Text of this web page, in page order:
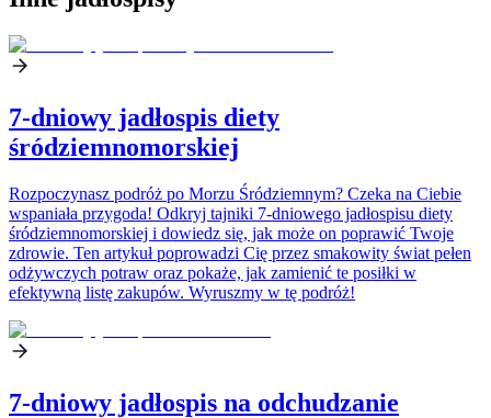
7-dniowy jadłospis diety
śródziemnomorskiej
Rozpoczynasz podróż po Morzu Śródziemnym? Czeka na Ciebie
wspaniała przygoda! Odkryj tajniki 7-dniowego jadłospisu diety
śródziemnomorskiej i dowiedz się, jak może on poprawić Twoje
zdrowie. Ten artykuł poprowadzi Cię przez smakowity świat pełen
odżywczych potraw oraz pokaże, jak zamienić te posiłki w
efektywną listę zakupów. Wyruszmy w tę podróż!
7-dniowy jadłospis na odchudzanie